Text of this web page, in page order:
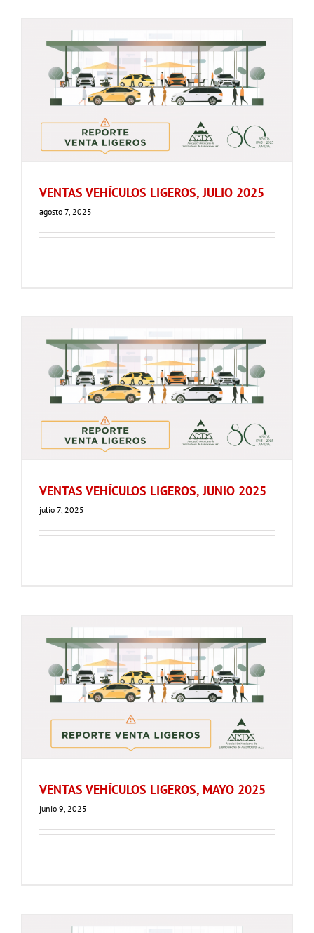
VENTAS VEHÍCULOS LIGEROS, JULIO 2025
agosto 7, 2025
VENTAS VEHÍCULOS LIGEROS, JUNIO 2025
julio 7, 2025
VENTAS VEHÍCULOS LIGEROS, MAYO 2025
junio 9, 2025